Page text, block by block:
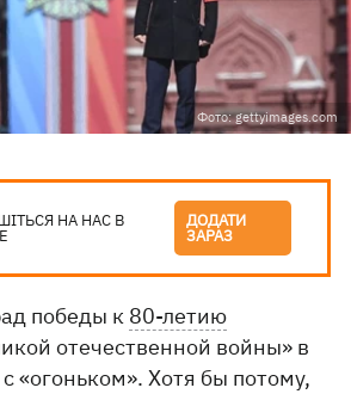
Фото: gettyimages.com
НА НАС В ДОДАТИ
ЗАРАЗ
победы к 80-летию
отечественной войны» в
«огоньком». Хотя бы потому,